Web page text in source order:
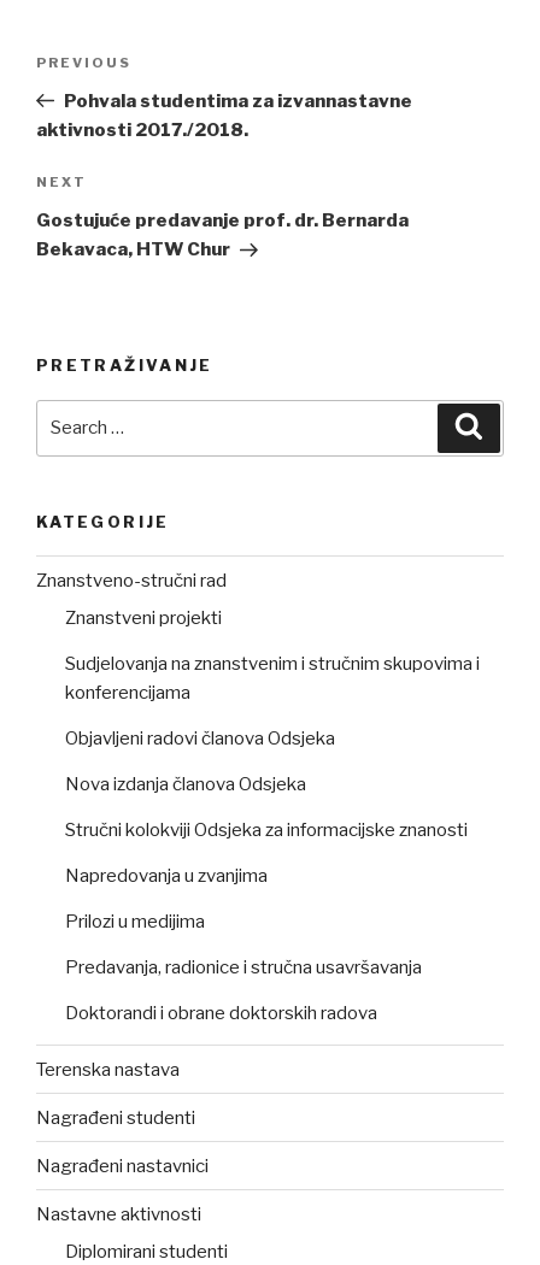
Previous
Post
PREVIOUS
Pohvala studentima za izvannastavne
aktivnosti 2017./2018.
Next
Post
NEXT
Gostujuće predavanje prof. dr. Bernarda
Bekavaca, HTW Chur
PRETRAŽIVANJE
KATEGORIJE
Znanstveno-stručni rad
Znanstveni projekti
Sudjelovanja na znanstvenim i stručnim skupovima i
konferencijama
Objavljeni radovi članova Odsjeka
Nova izdanja članova Odsjeka
Stručni kolokviji Odsjeka za informacijske znanosti
Napredovanja u zvanjima
Prilozi u medijima
Predavanja, radionice i stručna usavršavanja
Doktorandi i obrane doktorskih radova
Terenska nastava
Nagrađeni studenti
Nagrađeni nastavnici
Nastavne aktivnosti
Diplomirani studenti